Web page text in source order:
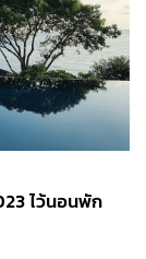
ไว้นอนพัก